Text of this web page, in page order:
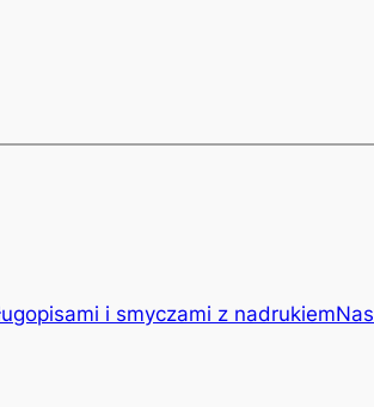
i smyczami z nadrukiem